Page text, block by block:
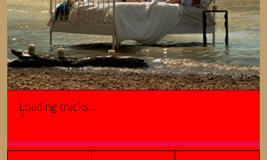
Loading tracks...
/